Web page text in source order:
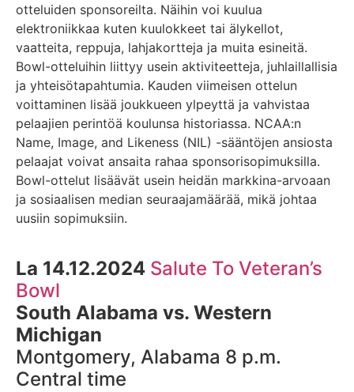
otteluiden sponsoreilta. Näihin voi kuulua
elektroniikkaa kuten kuulokkeet tai älykellot,
vaatteita, reppuja, lahjakortteja ja muita esineitä.
Bowl-otteluihin liittyy usein aktiviteetteja, juhlaillallisia
ja yhteisötapahtumia. Kauden viimeisen ottelun
voittaminen lisää joukkueen ylpeyttä ja vahvistaa
pelaajien perintöä koulunsa historiassa. NCAA:n
Name, Image, and Likeness (NIL) -sääntöjen ansiosta
pelaajat voivat ansaita rahaa sponsorisopimuksilla.
Bowl-ottelut lisäävät usein heidän markkina-arvoaan
ja sosiaalisen median seuraajamäärää, mikä johtaa
uusiin sopimuksiin.
La 14.12.2024 Salute To Veteran’s
Bowl
South Alabama vs. Western
Michigan
Montgomery, Alabama 8 p.m.
Central time